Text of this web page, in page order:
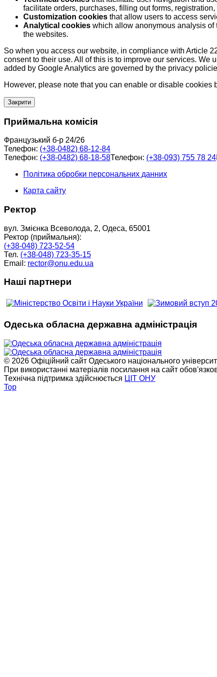
facilitate orders, purchases, filling out forms,
Customization cookies that allow users to access
Analytical cookies which allow anonymous analysis
the websites.
So when you access our website, in compliance with Article
consent to their use. All of this is to improve our services.
added by Google Analytics are governed by the privacy
However, please note that you can enable or disable cookies
Закрити
Приймальна комісія
Французький б-р 24/26
Телефон: (+38-0482) 68-12-84
Телефон: (+38-0482) 68-18-58Телефон: (+38-093) 755 78 24
Політика обробки персональних данних
Карта сайту
Ректор
вул. Змієнка Всеволода, 2, Одеса, 65001
Ректор (приймальня):
(+38-048) 723-52-54
Тел. (+38-048) 723-35-15
Email: rector@onu.edu.ua
Наші партнери
Одеська обласна державна адміністрація
© 2026 Офіційний сайт Одеського національного
При використанні матеріалів посилання на сайт
Технічна підтримка здійснюється ЦІТ ОНУ
Top